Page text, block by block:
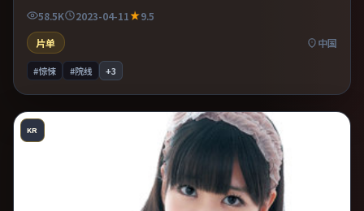
58.5K 2023-04-11
9.5
片单
中国
#惊悚 #院线 +3
KR